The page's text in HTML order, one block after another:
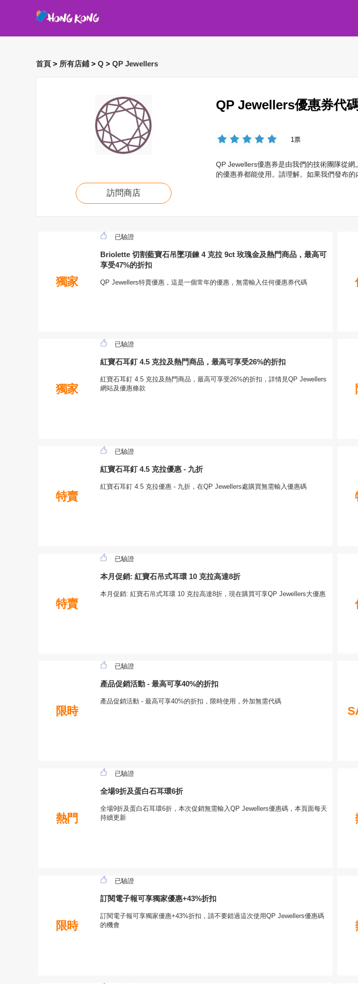
首頁 > 所有店鋪 > Q > QP Jewellers
訪問商店
QP Jewellers優惠券代
1票
QP Jewellers優惠券是由我們的技術團隊從
的優惠券都能使用。請理解。如果我們發布
獨家
已驗證
Briolette 切割藍寶石吊墜項鍊 4 克拉 9ct 玫瑰金及熱門商品，最高可
享受47%的折扣
QP Jewellers特賣優惠，這是一個常年的優惠，無需輸入任何優惠券代碼
獨家
已驗證
紅寶石耳釘 4.5 克拉及熱門商品，最高可享受26%的折扣
紅寶石耳釘 4.5 克拉及熱門商品，最高可享受26%的折扣，詳情見QP Jewellers
網站及優惠條款
特賣
已驗證
紅寶石耳釘 4.5 克拉優惠 - 九折
紅寶石耳釘 4.5 克拉優惠 - 九折，在QP Jewellers處購買無需輸入優惠碼
特賣
已驗證
本月促銷: 紅寶石吊式耳環 10 克拉高達8折
本月促銷: 紅寶石吊式耳環 10 克拉高達8折，現在購買可享QP Jewellers大優惠
限時
已驗證
產品促銷活動 - 最高可享40%的折扣
產品促銷活動 - 最高可享40%的折扣，限時使用，外加無需代碼
熱門
已驗證
全場9折及蛋白石耳環6折
全場9折及蛋白石耳環6折，本次促銷無需輸入QP Jewellers優惠碼，本頁面每天
持續更新
限時
已驗證
訂閱電子報可享獨家優惠+43%折扣
訂閱電子報可享獨家優惠+43%折扣，請不要錯過這次使用QP Jewellers優惠碼
的機會